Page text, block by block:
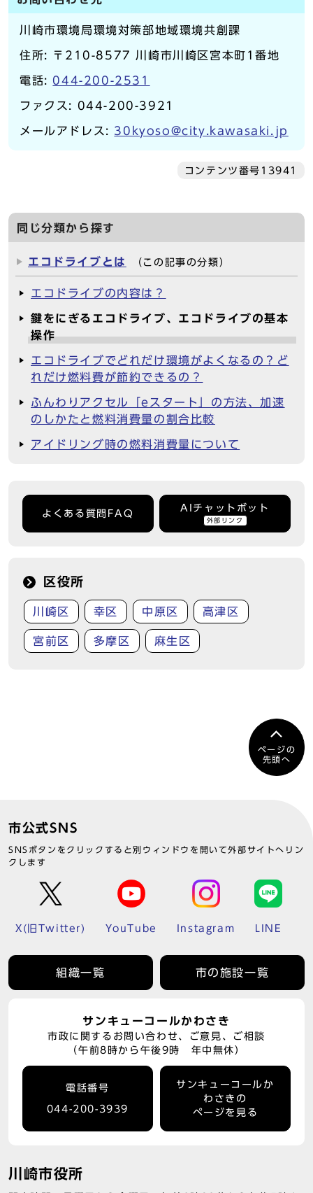
川崎市環境局環境対策部地域環境共創課
住所: 〒210-8577 川崎市川崎区宮本町1番地
電話: 044-200-2531
ファクス: 044-200-3921
メールアドレス: 30kyoso@city.kawasaki.jp
コンテンツ番号13941
同じ分類から探す
エコドライブとは （この記事の分類）
エコドライブの内容は？
鍵をにぎるエコドライブ、エコドライブの基本
操作
エコドライブでどれだけ環境がよくなるの？ど
れだけ燃料費が節約できるの？
ふんわりアクセル「eスタート」の方法、加速
のしかたと燃料消費量の割合比較
アイドリング時の燃料消費量について
よくある質問FAQ
AIチャットボット
外部リンク
区役所
川崎区 幸区 中原区 高津区
宮前区 多摩区 麻生区
ページの
先頭へ
市公式SNS
SNSボタンをクリックすると別ウィンドウを開いて外部サイトへリン
クします
X(旧Twitter) YouTube Instagram LINE
組織一覧 市の施設一覧
サンキューコールかわさき
市政に関するお問い合わせ、ご意見、ご相談
（午前8時から午後9時 年中無休）
電話番号
044-200-3939
サンキューコールか
わさきの
ページを見る
川崎市役所